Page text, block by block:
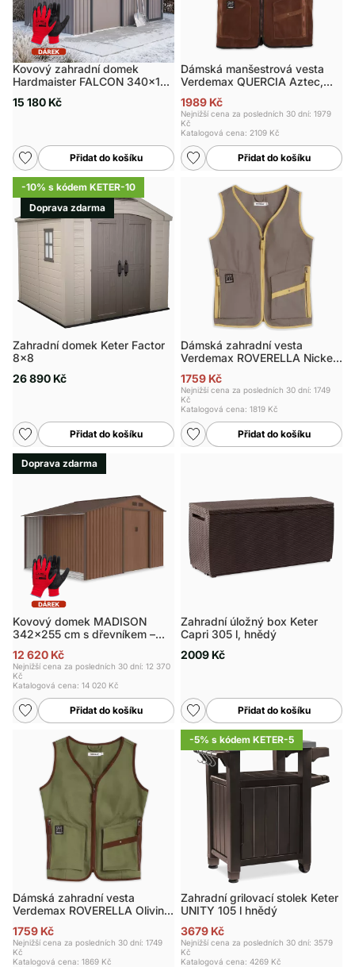
Kovový zahradní domek
Hardmaister FALCON 340x194
15 180 Kč
Přidat do košíku
Dámská manšestrová vesta
Verdemax QUERCIA Aztec,
1989 Kč
Nejnižší cena za posledních 30 dní: 1979
Kč
Katalogová cena: 2109 Kč
Přidat do košíku
-10% s kódem KETER-10
Doprava zdarma
Zahradní domek Keter Factor
8x8
26 890 Kč
Přidat do košíku
Dámská zahradní vesta
Verdemax ROVERELLA Nickel,
1759 Kč
Nejnižší cena za posledních 30 dní: 1749
Kč
Katalogová cena: 1819 Kč
Přidat do košíku
Doprava zdarma
Kovový domek MADISON
342x255 cm s dřevníkem –
12 620 Kč
Nejnižší cena za posledních 30 dní: 12 370
Kč
Katalogová cena: 14 020 Kč
Přidat do košíku
Zahradní úložný box Keter
Capri 305 l, hnědý
2009 Kč
Přidat do košíku
Dámská zahradní vesta
Verdemax ROVERELLA Olivine,
1759 Kč
Nejnižší cena za posledních 30 dní: 1749
Kč
Katalogová cena: 1869 Kč
-5% s kódem KETER-5
Zahradní grilovací stolek Keter
UNITY 105 l hnědý
3679 Kč
Nejnižší cena za posledních 30 dní: 3579
Kč
Katalogová cena: 4269 Kč